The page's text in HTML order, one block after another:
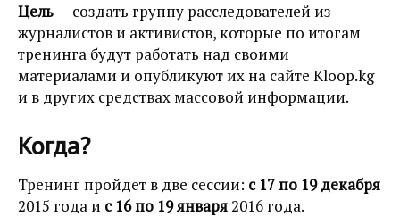
Цель— создать группу расследователей из
журналистов и активистов, которые по итогам
тренинга будут работать над своими
материалами и опубликуют их на сайте Kloop.kg
и в других средствах массовой информации.
Когда?
Тренинг пройдет в две сессии: с 17 по 19 декабря
2015 года и с 16 по 19 января2016 года.